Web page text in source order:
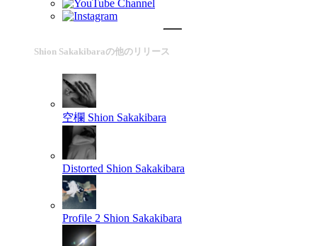
Shion Sakakibaraの他のリリース
空欄 Shion Sakakibara
Distorted Shion Sakakibara
Profile 2 Shion Sakakibara